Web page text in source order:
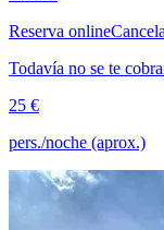
Reserva online
Todavía no se te
25 €
pers./noche (aprox.)